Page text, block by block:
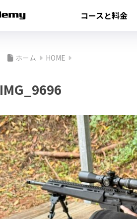
コースと料金
ホーム HOME
IMG_9696